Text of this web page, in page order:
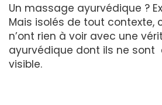
Un massage ayurvédique ?
Mais isolés de tout contexte,
n’ont rien à voir avec une
ayurvédique dont ils ne sont
visible.